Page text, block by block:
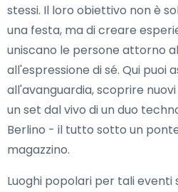
stessi. Il loro obiettivo non è
una festa, ma di creare
uniscano le persone attorno
all'espressione di sé. Qui puoi
all'avanguardia, scoprire
un set dal vivo di un duo
Berlino - il tutto sotto un
magazzino.
Luoghi popolari per tali eventi